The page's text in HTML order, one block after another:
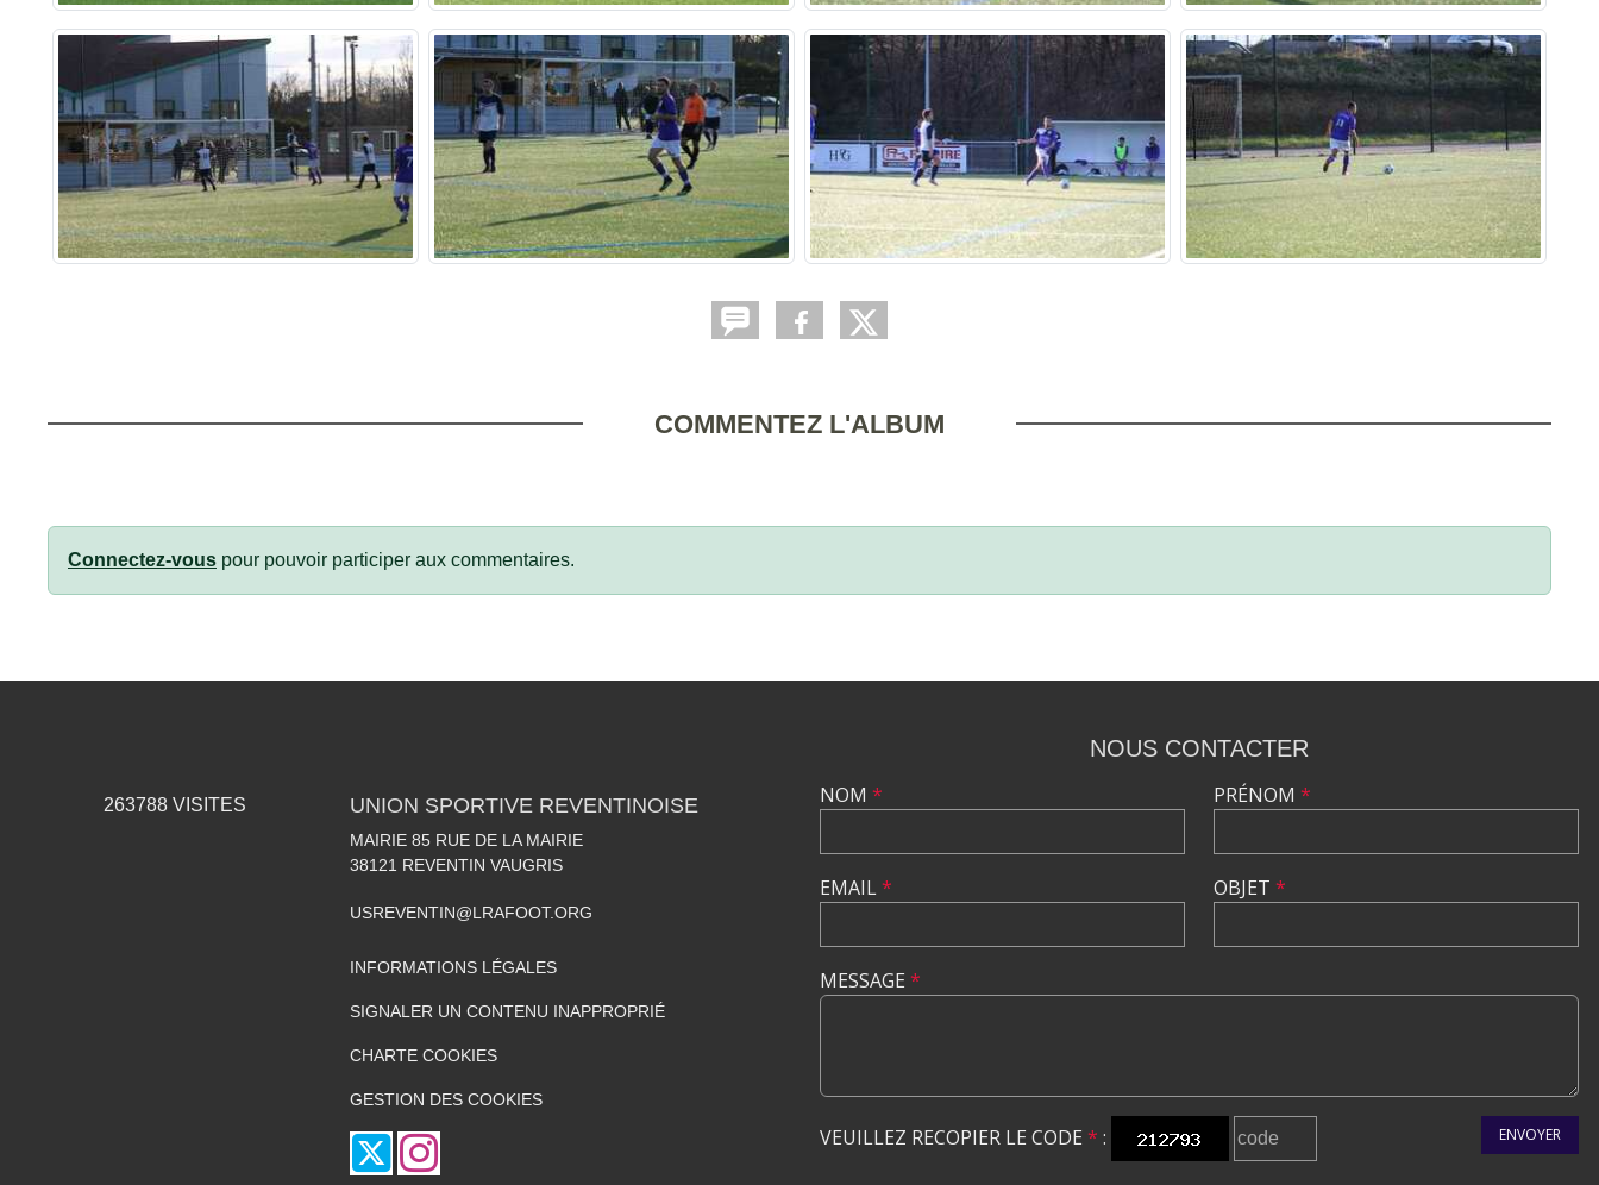
COMMENTEZ L'ALBUM
Connectez-vous pour pouvoir participer aux commentaires.
263788 VISITES UNION SPORTIVE REVENTINOISE
MAIRIE 85 RUE DE LA MAIRIE
38121 REVENTIN VAUGRIS
USREVENTIN@LRAFOOT.ORG
INFORMATIONS LÉGALES
SIGNALER UN CONTENU INAPPROPRIÉ
CHARTE COOKIES
GESTION DES COOKIES
NOUS CONTACTER
NOM *
EMAIL*
PRÉNOM *
OBJET *
MESSAGE *
VEUILLEZ RECOPIER LE CODE * : ENVOYER